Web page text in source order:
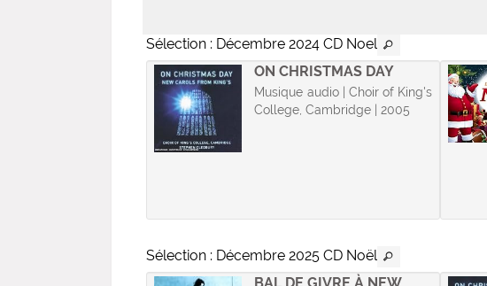
Sélection : Décembre 2024 CD Noel
ON CHRISTMAS DAY
Musique audio | Choir of King's
College, Cambridge | 2005
Sélection : Décembre 2025 CD Noël